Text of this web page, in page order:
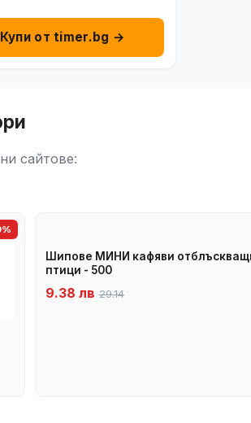
Купи от timer.bg →
сайтове:
Шипове МИНИ кафяви
птици - 500
9.38 лв 29.14